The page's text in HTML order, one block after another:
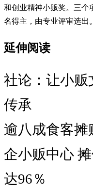
和创业精神小贩奖。三个
名得主，由专业评审选出。
延伸阅读
社论：让小贩
传承
逾八成食客摊
企小贩中心
达96％